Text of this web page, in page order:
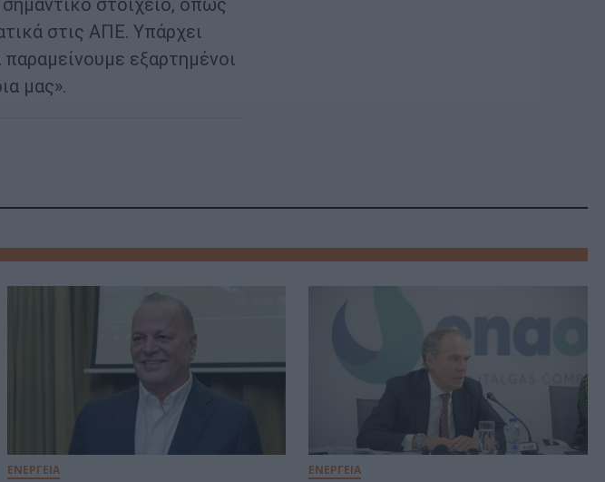
σημαντικό στοιχείο, όπως
στις ΑΠΕ. Υπάρχει
εξαρτημένοι
μας».
ΕΝΕΡΓΕΙΑ ΕΝΕΡΓΕΙΑ